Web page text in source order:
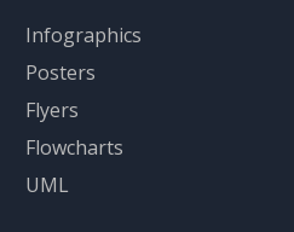
Infographics
Posters
Flyers
Flowcharts
UML